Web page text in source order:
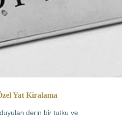
Yat Kiralama
duyulan derin bir tutku ve